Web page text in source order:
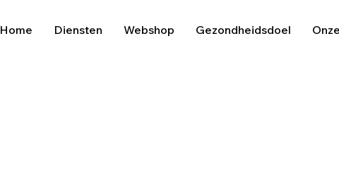
Home Diensten Webshop Gezondheidsdoel